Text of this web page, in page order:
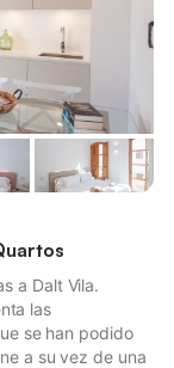
a Dalt Vila.
las
se han podido
a su vez de una